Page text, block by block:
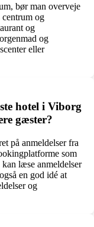
bør man overveje
og
og
og
eller
hotel i Viborg
gæster?
på anmeldelser fra
som
læse anmeldelser
en god idé at
og